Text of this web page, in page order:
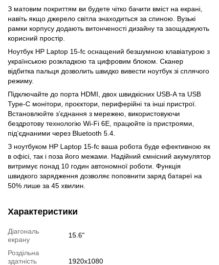
З матовим покриттям ви будете чітко бачити вміст на екрані,
навіть якщо джерело світла знаходиться за спиною. Вузькі
рамки корпусу додають витонченості дизайну та заощаджують
корисний простір.
Ноутбук HP Laptop 15-fc оснащений безшумною клавіатурою з
українською розкладкою та цифровим блоком. Сканер
відбитка пальця дозволить швидко вивести ноутбук зі сплячого
режиму.
Підключайте до порта HDMI, двох швидкісних USB-A та USB
Type-C монітори, проєктори, периферійні та інші пристрої.
Встановлюйте з’єднання з мережею, використовуючи
бездротову технологію Wi-Fi 6Е, працюйте із пристроями,
під’єднаними через Bluetooth 5.4.
З ноутбуком HP Laptop 15-fc ваша робота буде ефективною як
в офісі, так і поза його межами. Надійний ємнісний акумулятор
витримує понад 10 годин автономної роботи. Функція
швидкого зарядження дозволяє поповнити заряд батареї на
50% лише за 45 хвилин.
Характеристики
Діагональ
екрану
15.6"
Роздільна
здатність
1920x1080